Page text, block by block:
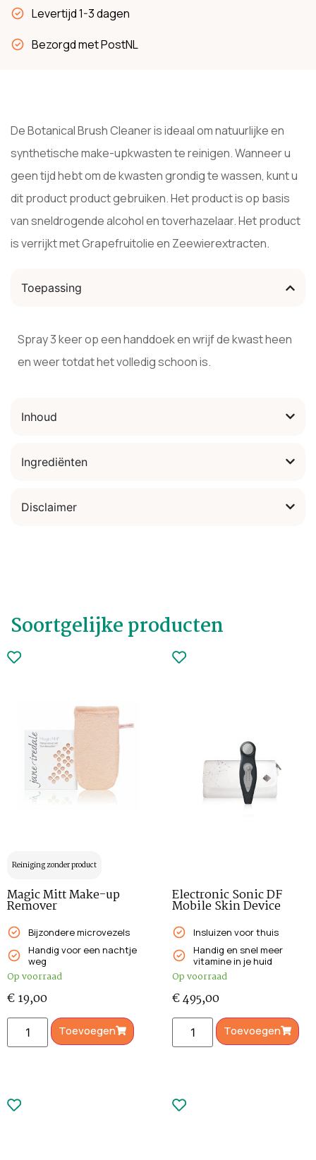
Levertijd 1-3 dagen
Bezorgd met PostNL
De Botanical Brush Cleaner is ideaal om natuurlijke en
synthetische make-upkwasten te reinigen. Wanneer u
geen tijd hebt om de kwasten grondig te wassen, kunt u
dit product product gebruiken. Het product is op basis
van sneldrogende alcohol en toverhazelaar. Het product
is verrijkt met Grapefruitolie en Zeewierextracten.
Toepassing
Spray 3 keer op een handdoek en wrijf de kwast heen
en weer totdat het volledig schoon is.
Inhoud
Ingrediënten
Disclaimer
Soortgelijke producten
Reiniging zonder product
Magic Mitt Make-up
Remover
Bijzondere microvezels
Handig voor een nachtje
weg
Op voorraad
€19,00
Toevoegen
Electronic Sonic DF
Mobile Skin Device
Insluizen voor thuis
Handig en snel meer
vitamine in je huid
Op voorraad
€495,00
Toevoegen